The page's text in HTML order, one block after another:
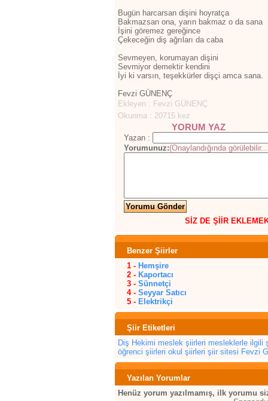
Bugün harcarsan dişini hoyratça
Bakmazsan ona, yarın bakmaz o da sana
İşini göremez gereğince
Çekeceğin diş ağrıları da caba
Sevmeyen, korumayan dişini
Sevmiyor demektir kendini
İyi ki varsın, teşekkürler dişçi amca sana.
Fevzi GÜNENÇ
Ekleyen : Fevzi GÜNENÇ
Okunma : 20715 kez
YORUM YAZ
Yazan :
Yorumunuz:(Onaylandığında
SİZ DE ŞİİR
Benzer Şiirler
1 - Hemşire
2 - Kaportacı
3 - Sünnetçi
4 - Seyyar Satıcı
5 - Elektrikçi
Şiir Etiketleri
Diş Hekimi meslek şiirleri mesleklerle ilgili
öğrenci şiirleri okul şiirleri şiir sitesi Fevzi
Yazılan Yorumlar
Henüz yorum yazılmamış, ilk yorumu